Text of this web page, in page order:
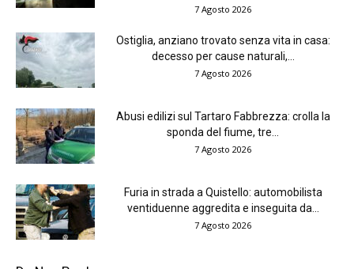
7 Agosto 2026
Ostiglia, anziano trovato senza vita in casa:
decesso per cause naturali,...
7 Agosto 2026
Abusi edilizi sul Tartaro Fabbrezza: crolla la
sponda del fiume, tre...
7 Agosto 2026
Furia in strada a Quistello: automobilista
ventiduenne aggredita e inseguita da...
7 Agosto 2026